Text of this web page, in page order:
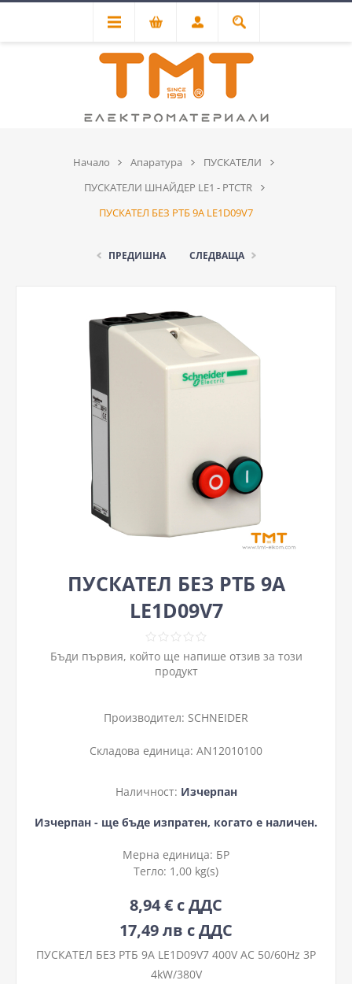
Начало Апаратура
ПУСКАТЕЛИ
ПУСКАТЕЛИ ШНАЙДЕР LE1 - PTCTR
ПУСКАТЕЛ БЕЗ РТБ 9A LE1D09V7
ПРЕДИШНА СЛЕДВАЩА
ПУСКАТЕЛ БЕЗ РТБ 9A
LE1D09V7
Бъди първия, който ще напише отзив за този
продукт
Производител: SCHNEIDER
Складова единица: AN12010100
Наличност: Изчерпан
Изчерпан - ще бъде изпратен, когато е наличен.
Мерна единица: БР
Тегло: 1,00 kg(s)
8,94 € с ДДС
17,49 лв с ДДС
ПУСКАТЕЛ БЕЗ РТБ 9A LE1D09V7 400V AC 50/60Hz 3P
4kW/380V